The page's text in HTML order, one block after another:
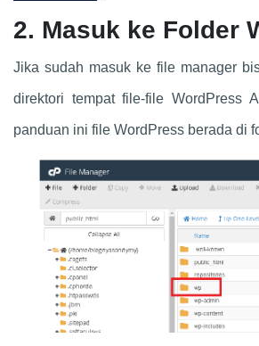
2. Masuk ke Folder
Jika sudah masuk ke file manager
direktori tempat file-file WordPress
panduan ini file WordPress berada di